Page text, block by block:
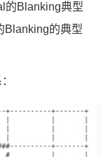
的Blanking典型
Blanking的典型